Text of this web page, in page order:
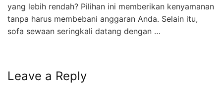
yang lebih rendah? Pilihan ini memberikan kenyamanan
tanpa harus membebani anggaran Anda. Selain itu,
sofa sewaan seringkali datang dengan …
Leave a Reply